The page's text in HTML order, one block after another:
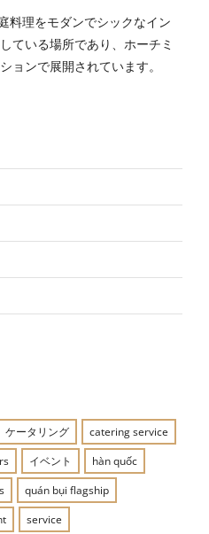
料理をモダンでシックなイン
ている場所であり、ホーチミ
ョンで展開されています。
ケータリング
catering service
イベント
hàn quốc
quán bụi flagship
service